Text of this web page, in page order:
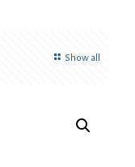
Show all